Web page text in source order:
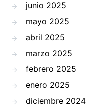
junio 2025
mayo 2025
abril 2025
marzo 2025
febrero 2025
enero 2025
diciembre 2024